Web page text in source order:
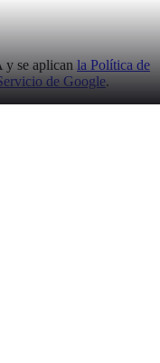
se aplican la Política de
de Google.